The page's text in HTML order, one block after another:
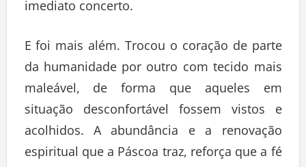
imediato concerto.
E foi mais além. Trocou o coração de parte
da humanidade por outro com tecido mais
maleável, de forma que aqueles em
situação desconfortável fossem vistos e
acolhidos. A abundância e a renovação
espiritual que a Páscoa traz, reforça que a fé